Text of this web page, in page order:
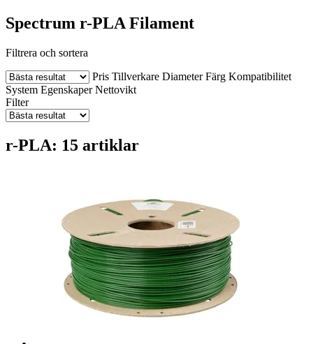
Spectrum r-PLA Filament
Filtrera och sortera
Pris Tillverkare Diameter Färg Kompatibilitet
System Egenskaper Nettovikt
Filter
r-PLA: 15 artiklar